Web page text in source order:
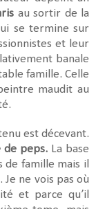
au sortir de la
se termine sur
et leur
banale
famille. Celle
maudit au
est décevant.
de peps. La base
de famille mais il
Je ne vois pas où
et parce qu’il